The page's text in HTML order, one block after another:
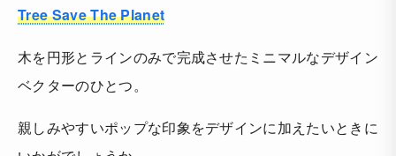
Tree Save The Planet
木を円形とラインのみで完成させたミニマルなデザイン
ベクターのひとつ。
親しみやすいポップな印象をデザインに加えたいときに